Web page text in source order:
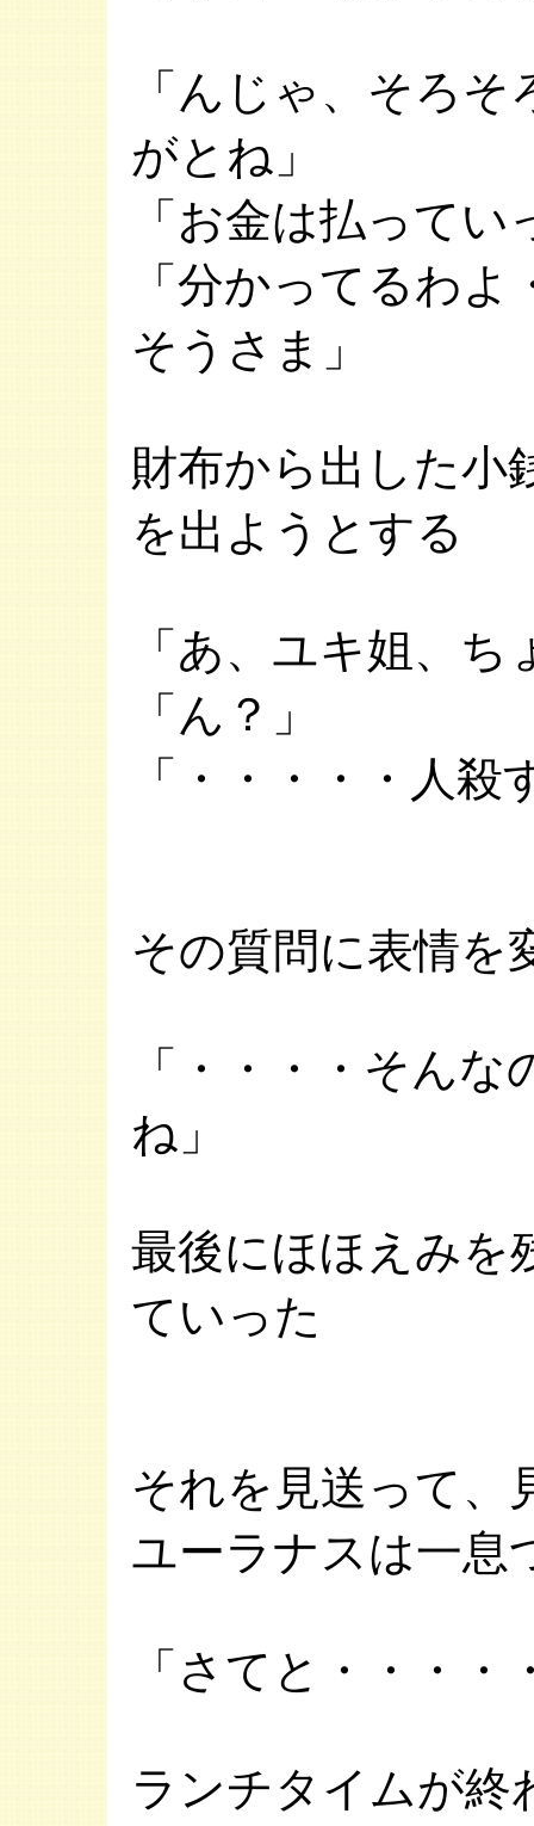
「んじゃ、そろ
がとね」
「お金は払ってい
「分かってるわ
そうさま」
財布から出した小
を出ようとする
「あ、ユキ姐、
「ん？」
「・・・・・人
その質問に表情を
「・・・・そん
ね」
最後にほほえみを
ていった
それを見送って、
ユーラナスは一息
「さてと・・・
ランチタイムが終